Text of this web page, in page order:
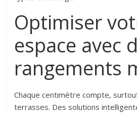
Optimiser
espace avec
rangements
Chaque centimètre compte,
terrasses. Des solutions